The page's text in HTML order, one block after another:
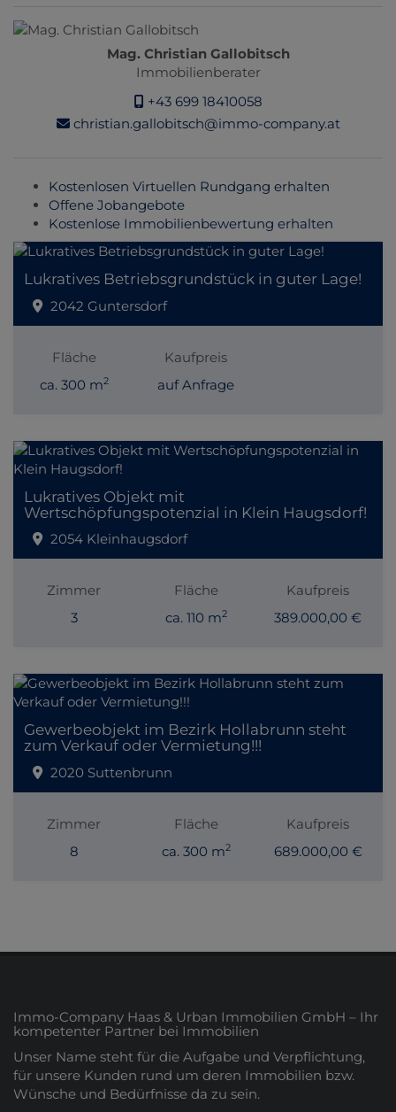
Mag. Christian Gallobitsch
Immobilienberater
+43 699 18410058
christian.gallobitsch@immo-company.at
Kostenlosen Virtuellen Rundgang erhalten
Offene Jobangebote
Kostenlose Immobilienbewertung erhalten
Lukratives Betriebsgrundstück in guter Lage!
2042 Guntersdorf
Fläche
ca. 300 m2
Kaufpreis
auf Anfrage
Lukratives Objekt mit
Wertschöpfungspotenzial in Klein Haugsdorf!
2054 Kleinhaugsdorf
Zimmer
3
Fläche
ca. 110 m2
Kaufpreis
389.000,00 €
Gewerbeobjekt im Bezirk Hollabrunn steht
zum Verkauf oder Vermietung!!!
2020 Suttenbrunn
Zimmer
8
Fläche
ca. 300 m2
Kaufpreis
689.000,00 €
Immo-Company Haas & Urban Immobilien GmbH – Ihr
kompetenter Partner bei Immobilien
Unser Name steht für die Aufgabe und Verpflichtung,
für unsere Kunden rund um deren Immobilien bzw.
Wünsche und Bedürfnisse da zu sein.